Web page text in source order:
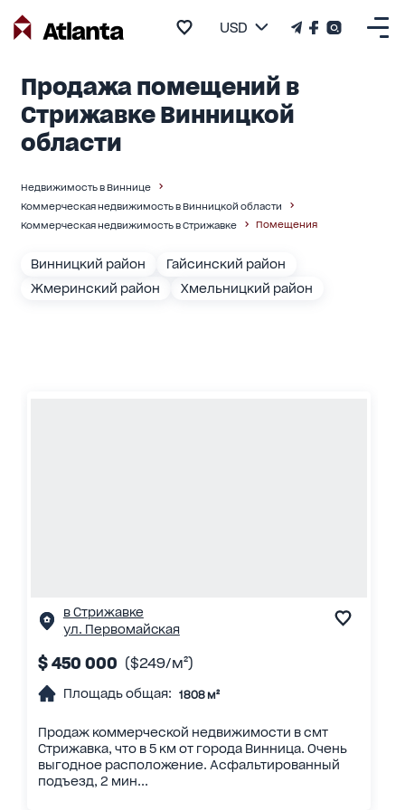
USD
Продажа помещений в
Стрижавке Винницкой
области
Недвижимость в Виннице
Коммерческая недвижимость в Винницкой области
Коммерческая недвижимость в Стрижавке
Помещения
Винницкий район
Гайсинский район
Жмеринский район
Хмельницкий район
в Стрижавке
ул. Первомайская
$ 450 000 ($249/м²)
Площадь общая: 1808 м²
Продаж коммерческой недвижимости в смт
Стрижавка, что в 5 км от города Винница. Очень
выгодное расположение. Асфальтированный
подъезд, 2 мин...